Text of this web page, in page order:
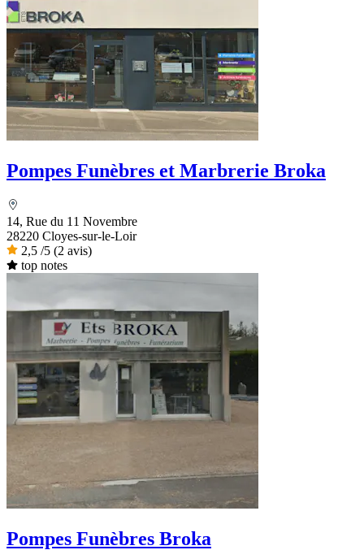
Pompes Funèbres et Marbrerie Broka
14, Rue du 11 Novembre
28220 Cloyes-sur-le-Loir
2,5 /5 (2 avis)
top notes
Pompes Funèbres Broka